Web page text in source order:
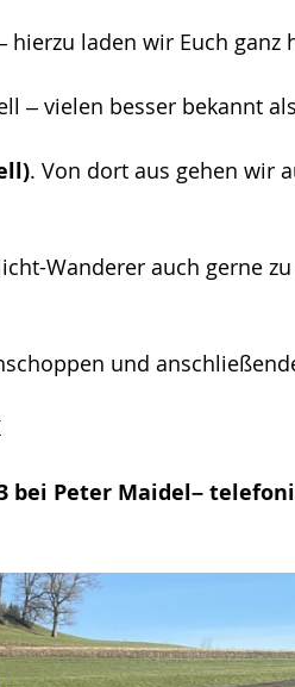
hierzu laden wir Euch ganz
– vielen besser bekannt als
. Von dort aus gehen wir
Wanderer auch gerne
und
bei Peter Maidel–